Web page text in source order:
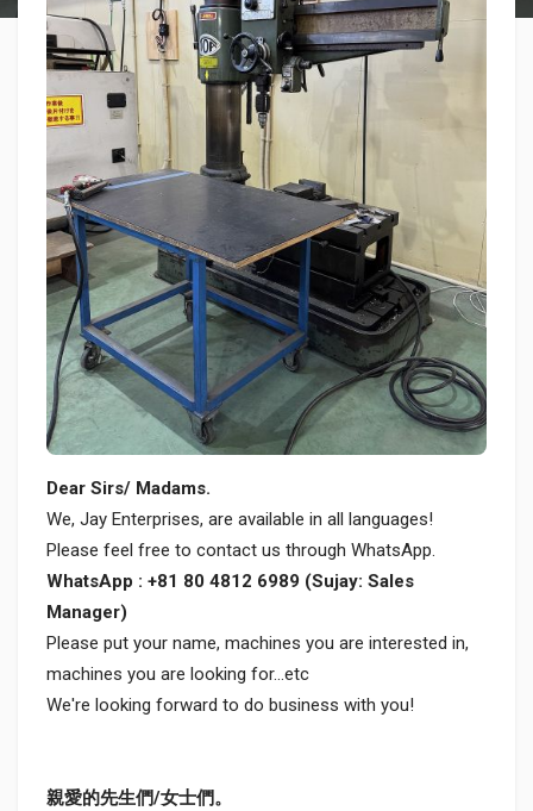
Dear Sirs/ Madams.
We, Jay Enterprises, are available in all languages!
Please feel free to contact us through WhatsApp.
WhatsApp : +81 80 4812 6989 (Sujay: Sales
Manager)
Please put your name, machines you are interested in,
machines you are looking for...etc
We're looking forward to do business with you!
親愛的先生們/女士們。